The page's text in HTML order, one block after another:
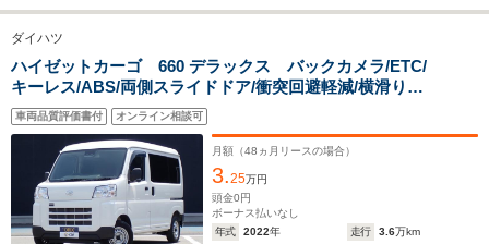
排気量
駆動方式 FR FR、4WD、MR
ダイハツ
ハイゼットカーゴ 660 デラックス バックカメラ/ETC/
キーレス/ABS/両側スライドドア/衝突回避軽減/横滑り防
止装置/アイドリングストップ/PS/PW
車両品質評価書付 オンライン相談可
月額（48 ヵ月リースの場合）
3.25万円
頭金0円
ボーナス払いなし
年式
2022年 走行 3.6万km